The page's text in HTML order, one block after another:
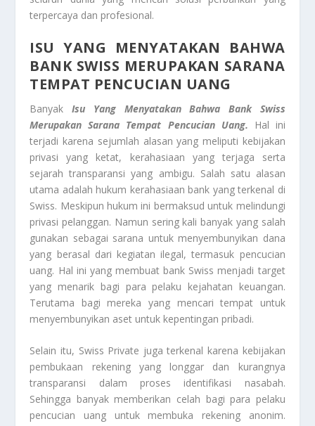
terpercaya dan profesional.
ISU YANG MENYATAKAN BAHWA
BANK SWISS MERUPAKAN SARANA
TEMPAT PENCUCIAN UANG
BanyakIsu Yang Menyatakan Bahwa Bank Swiss
Merupakan Sarana Tempat Pencucian Uang.
Hal ini
terjadi karena sejumlah alasan yang meliputi kebijakan
privasi yang ketat, kerahasiaan yang terjaga serta
sejarah transparansi yang ambigu. Salah satu alasan
utama adalah hukum kerahasiaan bank yang terkenal di
Swiss. Meskipun hukum ini bermaksud untuk melindungi
privasi pelanggan. Namun sering kali banyak yang salah
gunakan sebagai sarana untuk menyembunyikan dana
yang berasal dari kegiatan ilegal, termasuk pencucian
uang. Hal ini yang membuat bank Swiss menjadi target
yang menarik bagi para pelaku kejahatan keuangan.
Terutama bagi mereka yang mencari tempat untuk
menyembunyikan aset untuk kepentingan pribadi.
Selain itu, Swiss Private juga terkenal karena kebijakan
pembukaan rekening yang longgar dan kurangnya
transparansi dalam proses identifikasi nasabah.
Sehingga banyak memberikan celah bagi para pelaku
pencucian uang untuk membuka rekening anonim.